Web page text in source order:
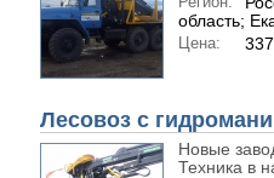
область;
Цена:
Лесовоз с
Новые
Техника в